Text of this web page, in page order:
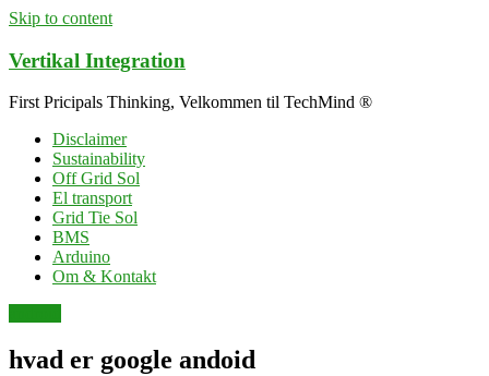
Skip to content
Vertikal Integration
First Pricipals Thinking, Velkommen til TechMind ®
Disclaimer
Sustainability
Off Grid Sol
El transport
Grid Tie Sol
BMS
Arduino
Om & Kontakt
hvad er google andoid